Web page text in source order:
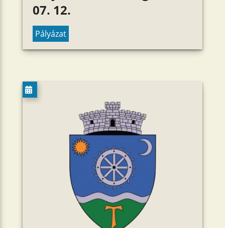
07. 12.
Pályázat